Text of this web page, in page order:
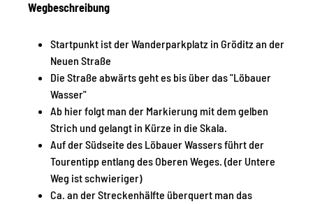
Wegbeschreibung
Startpunkt ist der Wanderparkplatz in Gröditz an der
Neuen Straße
Die Straße abwärts geht es bis über das "Löbauer
Wasser"
Ab hier folgt man der Markierung mit dem gelben
Strich und gelangt in Kürze in die Skala.
Auf der Südseite des Löbauer Wassers führt der
Tourentipp entlang des Oberen Weges. (der Untere
Weg ist schwieriger)
Ca. an der Streckenhälfte überquert man das